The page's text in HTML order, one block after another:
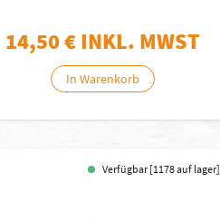
14,50€ INKL. MWST
In Warenkorb
Verfügbar [1178 auf lager]